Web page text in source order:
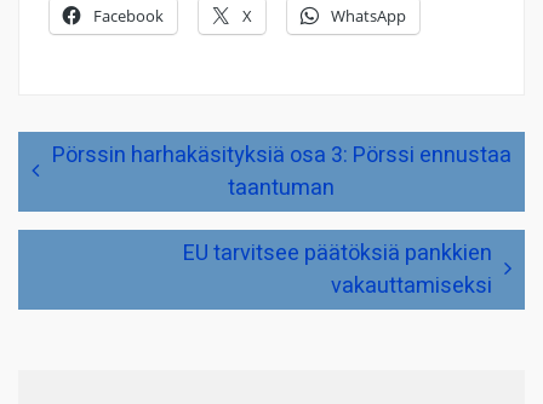
Facebook X WhatsApp
Artikkelien
selausPörssin harhakäsityksiä osa 3: Pörssi ennustaa
taantuman
EU tarvitsee päätöksiä pankkien
vakauttamiseksi